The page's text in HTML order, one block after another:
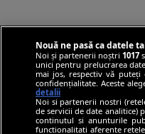
Nouă ne pasă ca datele
Noi și partenerii noștri 1017
unici pentru prelucrarea
mai jos, respectiv vă
confidențialitate. Aceste
detalii
Noi si partenerii nostri
de servicii de date analitice)
continutul si anunturile
functionalitati aferente